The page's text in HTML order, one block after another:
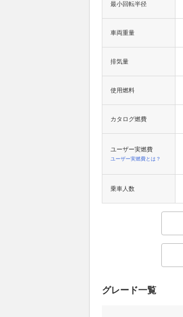
最小回転半径
車両重量
排気量
使用燃料
カタログ燃費
ユーザー実燃費
ユーザー実燃費とは？
乗車人数
グレード一覧